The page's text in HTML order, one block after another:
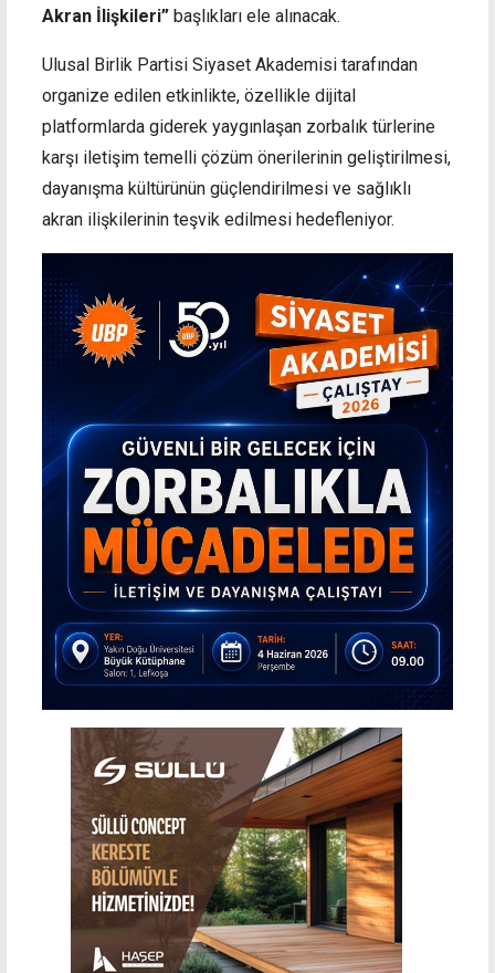
Akran İlişkileri” başlıkları ele alınacak.
Ulusal Birlik Partisi Siyaset Akademisi tarafından
organize edilen etkinlikte, özellikle dijital
platformlarda giderek yaygınlaşan zorbalık türlerine
karşı iletişim temelli çözüm önerilerinin geliştirilmesi,
dayanışma kültürünün güçlendirilmesi ve sağlıklı
akran ilişkilerinin teşvik edilmesi hedefleniyor.